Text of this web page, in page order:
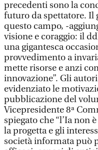
precedenti sono la
futuro da spettatore. Il
questo campo, -
visione e coraggio: il
una gigantesca
provvedimento a
mette risorse e anzi
innovazione”. Gli
evidenziato le
pubblicazione del
Vicepresidente 8ª
spiegato che “l’Ia non
la progetta e gli
società informata può